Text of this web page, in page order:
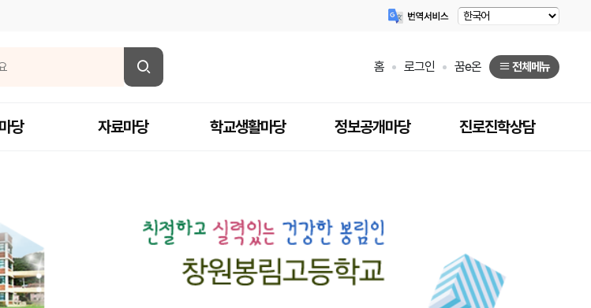
홈 로그인 꿈e온 전체메뉴
당 자료마당 학교생활마당 정보공개마당 진로진학상담